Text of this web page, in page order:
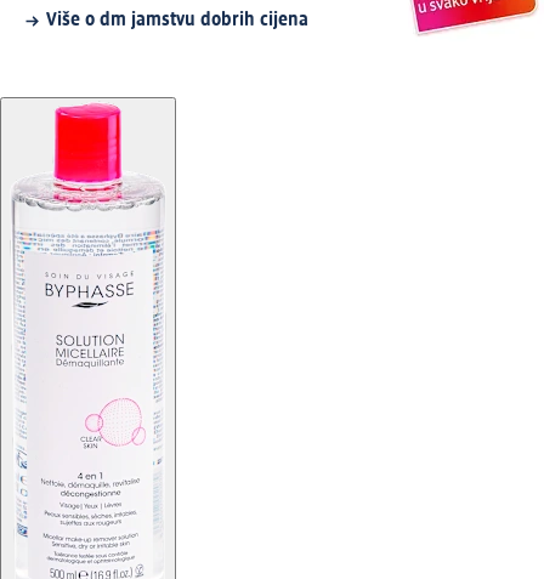
Više o dm jamstvu dobrih cijena